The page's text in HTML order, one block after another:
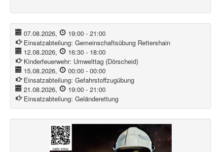
07.08.2026, 19:00- 21:00
Einsatzabteilung:Gemeinschaftsübung Rettershain
12.08.2026, 16:30- 18:00
Kinderfeuerwehr: Umwelttag (Dörscheid)
15.08.2026, 00:00- 00:00
Einsatzabteilung:Gefahrstoffzugübung
21.08.2026, 19:00- 21:00
Einsatzabteilung:Geländerettung